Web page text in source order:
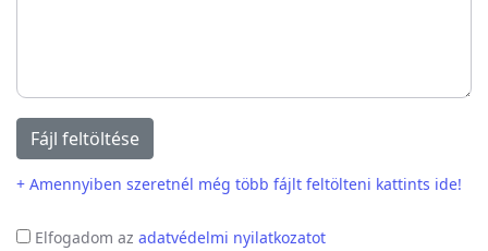
Fájl feltöltése
+ Amennyiben szeretnél még több fájlt feltölteni kattints ide!
Elfogadom az adatvédelmi nyilatkozatot